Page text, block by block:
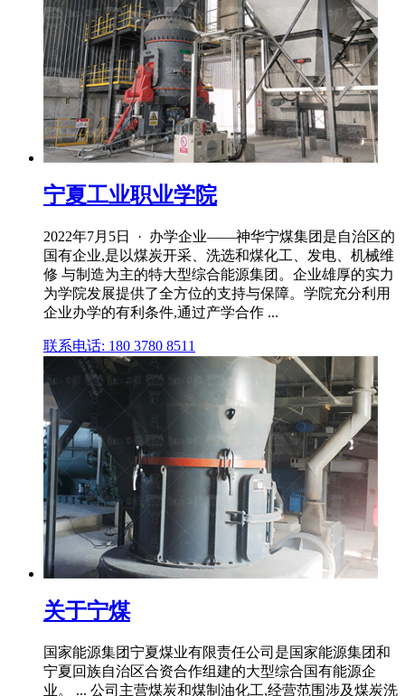
宁夏工业职业学院
2022年7月5日 · 办学企业——神华宁煤集团是自治区的
国有企业,是以煤炭开采、洗选和煤化工、发电、机械维
修 与制造为主的特大型综合能源集团。企业雄厚的实力
为学院发展提供了全方位的支持与保障。学院充分利用
企业办学的有利条件,通过产学合作 ...
联系电话: 180 3780 8511
关于宁煤
国家能源集团宁夏煤业有限责任公司是国家能源集团和
宁夏回族自治区合资合作组建的大型综合国有能源企
业。 ... 公司主营煤炭和煤制油化工,经营范围涉及煤炭洗